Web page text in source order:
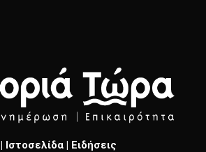
| Ειδήσεις